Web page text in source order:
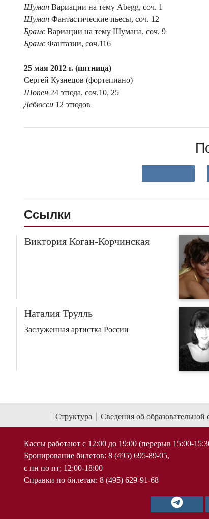
Шуман Вариации на тему Abegg, соч. 1
Шуман Фантастические пьесы, соч. 12
Брамс Вариации на тему Шумана, соч. 9
Брамс Фантазии, соч.116
25 мая 2012 г. (пятница)
Сергей Кузнецов (фортепиано)
Шопен 24 этюда, соч.10, 25
Дебюсси 12 этюдов
Ссылки
Виктория Коган-Корчинская
Наталия Трулль
Заслуженная артистка России
Структура Сведения об образовательной
Кассы работают с 12:00 до 19:00 (перерыв 15:00-
Бронирование билетов: 8 (495) 695-89-05,
с пн по пт; 12:00-18:00
Справки по билетам: 8 (495) 629-91-68